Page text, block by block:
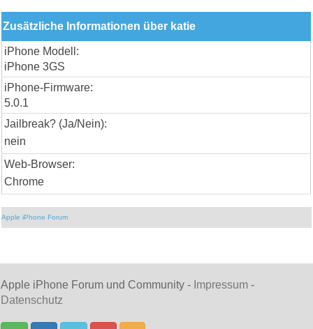
Zusätzliche Informationen über katie
iPhone Modell:
iPhone 3GS
iPhone-Firmware:
5.0.1
Jailbreak? (Ja/Nein):
nein
Web-Browser:
Chrome
Apple iPhone Forum
Apple iPhone Forum und Community - Impressum -
Datenschutz